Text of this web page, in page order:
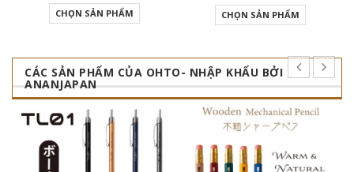
CHỌN SẢN PHẨM CHỌN SẢN PHẨM
CÁC SẢN PHẨM CỦA OHTO- NHẬP KHẨU BỞI
ANANJAPAN